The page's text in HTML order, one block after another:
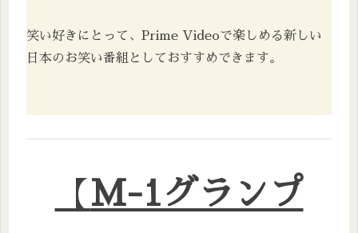
笑い好きにとって、Prime Videoで楽しめる新しい
日本のお笑い番組としておすすめできます。
【 M-1グランプ